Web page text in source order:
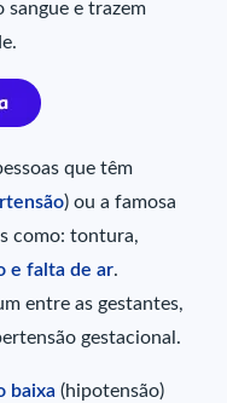
e trazem
que têm
) ou a famosa
como: tontura,
e falta de ar.
entre as gestantes,
gestacional.
baixa (hipotensão)